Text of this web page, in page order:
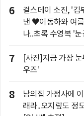
6
걸스데이 소진, '김
낸 ♥이동하와 여
나..초록 수영복 '눈
7
[사진]지금 가장
우즈'
8
남의집 가정사에
래라..오지랖도 정